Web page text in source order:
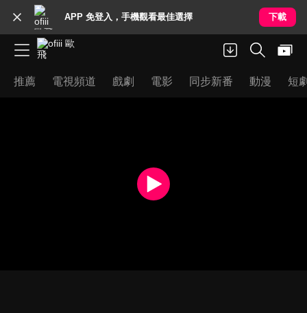
APP 免登入，手機觀看最佳選擇 下載
推薦 電視頻道 戲劇 電影 同步新番 動漫 短